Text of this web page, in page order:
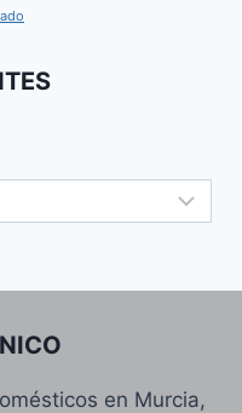
en Murcia,